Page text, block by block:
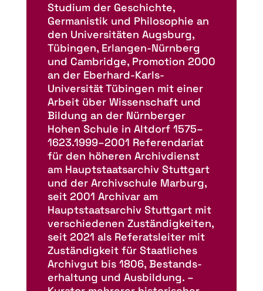
Studium der Geschichte,
Germanistik und Philosophie an
den Universitäten Augsburg,
Tübingen, Erlangen-Nürnberg
und Cambridge, Promotion 2000
an der Eberhard-Karls-
Universität Tübingen mit einer
Arbeit über Wissenschaft und
Bildung an der Nürnberger
Hohen Schule in Altdorf 1575–
1623.1999–2001 Referendariat
für den höheren Archivdienst
am Hauptstaatsarchiv Stuttgart
und der Archivschule Marburg,
seit 2001 Archivar am
Hauptstaatsarchiv Stuttgart mit
verschiedenen Zuständigkeiten,
seit 2021 als Referatsleiter mit
Zuständigkeit für Staatliches
Archivgut bis 1806, Bestands­
erhaltung und Ausbildung. –